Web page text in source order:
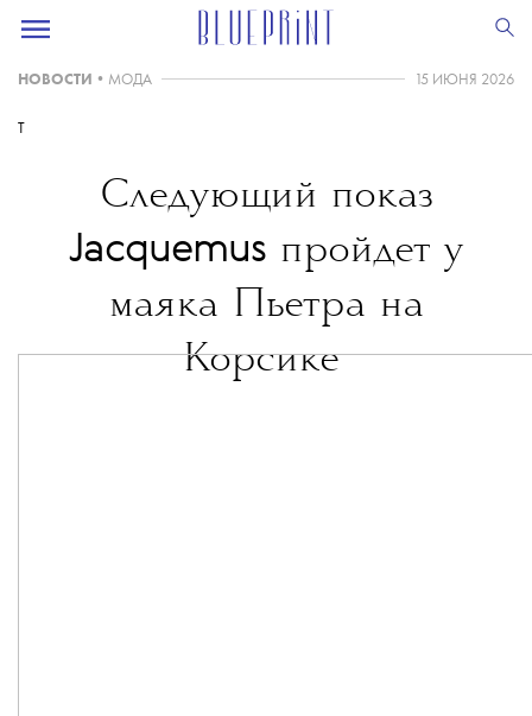
НОВОСТИ • МОДА 15 ИЮНЯ 2026
T
Следующий показ
Jacquemus пройдет у
маяка Пьетра на
Корсике